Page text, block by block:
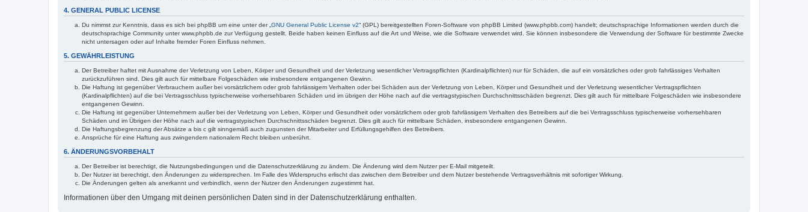
4. GENERAL PUBLIC LICENSE
Du nimmst zur Kenntnis, dass es sich bei phpBB um eine unter der „ GNU General Public License v2“ (GPL) bereitgestellten Foren-Software von phpBB Limited (www.phpbb.com) handelt; deutschsprachige Informationen werden durch die
deutschsprachige Community unter www.phpbb.de zur Verfügung gestellt. Beide haben keinen Einfluss auf die Art und Weise, wie die Software verwendet wird. Sie können insbesondere die Verwendung der Software für bestimmte Zwecke
nicht untersagen oder auf Inhalte fremder Foren Einfluss nehmen.
5. GEWÄHRLEISTUNG
Der Betreiber haftet mit Ausnahme der Verletzung von Leben, Körper und Gesundheit und der Verletzung wesentlicher Vertragspflichten (Kardinalpflichten) nur für Schäden, die auf ein vorsätzliches oder grob fahrlässiges Verhalten
zurückzuführen sind. Dies gilt auch für mittelbare Folgeschäden wie insbesondere entgangenen Gewinn.
Die Haftung ist gegenüber Verbrauchern außer bei vorsätzlichem oder grob fahrlässigem Verhalten oder bei Schäden aus der Verletzung von Leben, Körper und Gesundheit und der Verletzung wesentlicher Vertragspflichten
(Kardinalpflichten) auf die bei Vertragsschluss typischerweise vorhersehbaren Schäden und im übrigen der Höhe nach auf die vertragstypischen Durchschnittsschäden begrenzt. Dies gilt auch für mittelbare Folgeschäden wie insbesondere
entgangenen Gewinn.
Die Haftung ist gegenüber Unternehmern außer bei der Verletzung von Leben, Körper und Gesundheit oder vorsätzlichem oder grob fahrlässigem Verhalten des Betreibers auf die bei Vertragsschluss typischerweise vorhersehbaren
Schäden und im Übrigen der Höhe nach auf die vertragstypischen Durchschnittsschäden begrenzt. Dies gilt auch für mittelbare Schäden, insbesondere entgangenen Gewinn.
Die Haftungsbegrenzung der Absätze a bis c gilt sinngemäß auch zugunsten der Mitarbeiter und Erfüllungsgehilfen des Betreibers.
Ansprüche für eine Haftung aus zwingendem nationalem Recht bleiben unberührt.
6. ÄNDERUNGSVORBEHALT
Der Betreiber ist berechtigt, die Nutzungsbedingungen und die Datenschutzerklärung zu ändern. Die Änderung wird dem Nutzer per E-Mail mitgeteilt.
Der Nutzer ist berechtigt, den Änderungen zu widersprechen. Im Falle des Widerspruchs erlischt das zwischen dem Betreiber und dem Nutzer bestehende Vertragsverhältnis mit sofortiger Wirkung.
Die Änderungen gelten als anerkannt und verbindlich, wenn der Nutzer den Änderungen zugestimmt hat.
Informationen über den Umgang mit deinen persönlichen Daten sind in der Datenschutzerklärung enthalten.